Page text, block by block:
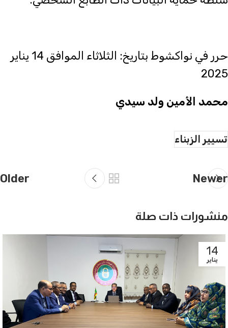
حرر في نواكشوط بتاريخ: الثلاثاء الموافق 14 يناير
2025
محمد الأمين ولد سيدي
تسيير الزبناء
Newer
Older
منشورات ذات صلة
14
يناير